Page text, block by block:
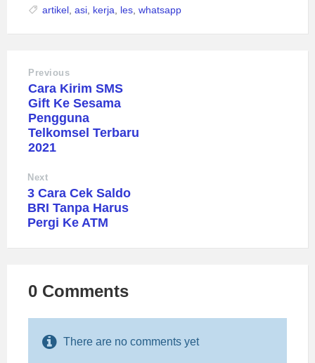
artikel asi kerja les whatsapp
Previous
Cara Kirim SMS
Gift Ke Sesama
Pengguna
Telkomsel Terbaru
2021
Next
3 Cara Cek Saldo
BRI Tanpa Harus
Pergi Ke ATM
0 Comments
There are no comments yet